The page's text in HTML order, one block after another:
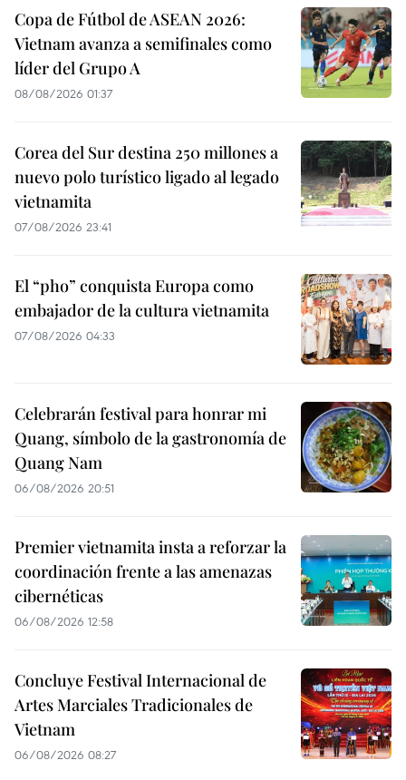
Copa de Fútbol de ASEAN 2026:
Vietnam avanza a semifinales como
líder del Grupo A
08/08/2026 01:37
Corea del Sur destina 250 millones a
nuevo polo turístico ligado al legado
vietnamita
07/08/2026 23:41
El “pho” conquista Europa como
embajador de la cultura vietnamita
07/08/2026 04:33
Celebrarán festival para honrar mi
Quang, símbolo de la gastronomía de
Quang Nam
06/08/2026 20:51
Premier vietnamita insta a reforzar la
coordinación frente a las amenazas
cibernéticas
06/08/2026 12:58
Concluye Festival Internacional de
Artes Marciales Tradicionales de
Vietnam
06/08/2026 08:27